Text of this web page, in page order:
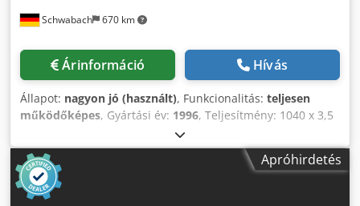
Schwabach 670 km
Árinformáció Hívás
Állapot: nagyon jó (használt), Funkcionalitás: teljesen
működőképes, Gyártási év: 1996, Teljesítmény: 1040 x 3,5
mm - Fényforrás-védelem a hátsó részen Djdjzq Uvxspfx
Ad Rsck - Ortlinghaus fék- és kuplungkombináció -
Billenthető, görgős asztal, illetve lemezemelő műanyag
görgőkkel - Központi kenés
Apróhirdetés